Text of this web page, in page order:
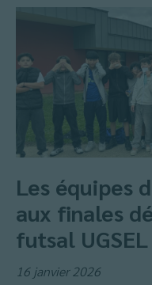
Les équipes
aux finales
futsal UGSEL
16 janvier 2026